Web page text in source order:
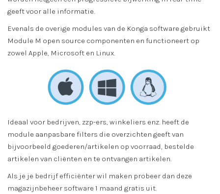
geeft voor alle informatie.
Evenals de overige modules van de Konga software gebruikt
Module M open source componenten en functioneert op
zowel Apple, Microsoft en Linux.
Ideaal voor bedrijven, zzp-ers, winkeliers enz. heeft de
module aanpasbare filters die overzichten geeft van
bijvoorbeeld goederen/artikelen op voorraad, bestelde
artikelen van cliënten en te ontvangen artikelen.
Als je je bedrijf efficiënter wil maken probeer dan deze
magazijnbeheer software 1 maand gratis uit.